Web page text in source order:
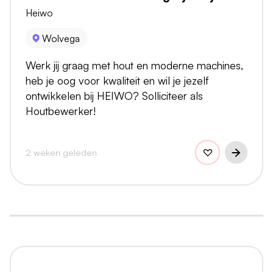
Heiwo
Wolvega
Werk jij graag met hout en moderne machines,
heb je oog voor kwaliteit en wil je jezelf
ontwikkelen bij HEIWO? Solliciteer als
Houtbewerker!
2 weken geleden